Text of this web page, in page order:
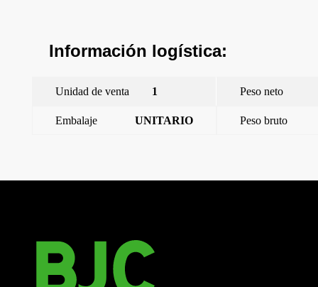
Información logística:
Unidad de venta 1 Peso neto
Embalaje UNITARIO Peso bruto